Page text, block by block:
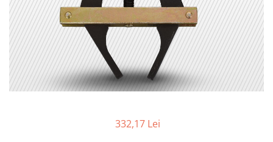
332,17 Lei